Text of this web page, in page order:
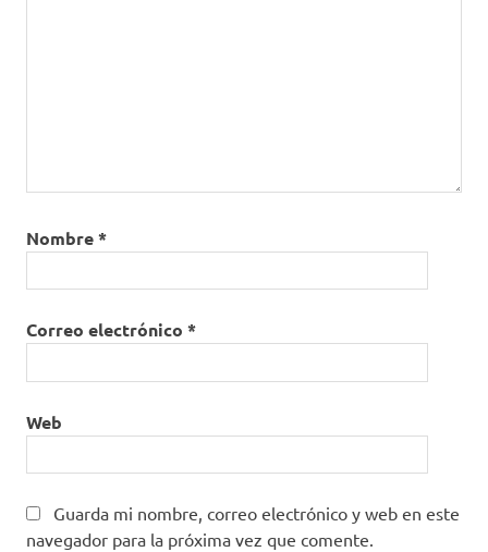
Nombre*
Correo electrónico *
Web
Guarda mi nombre, correo electrónico y web en este
navegador para la próxima vez que comente.